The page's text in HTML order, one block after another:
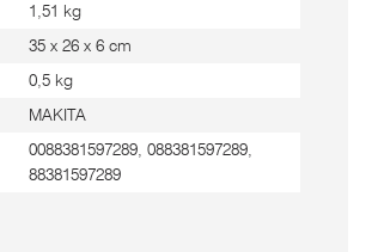
1,51 kg
35 x 26 x 6 cm
0,5 kg
MAKITA
0088381597289, 088381597289,
88381597289